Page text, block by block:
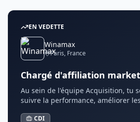
EN VEDETTE
Winamax
Paris, France
Chargé d'affiliation
Au sein de l'équipe Acquisition, tu
suivre la performance, améliorer
marchés internationaux. L'équipe
CDI